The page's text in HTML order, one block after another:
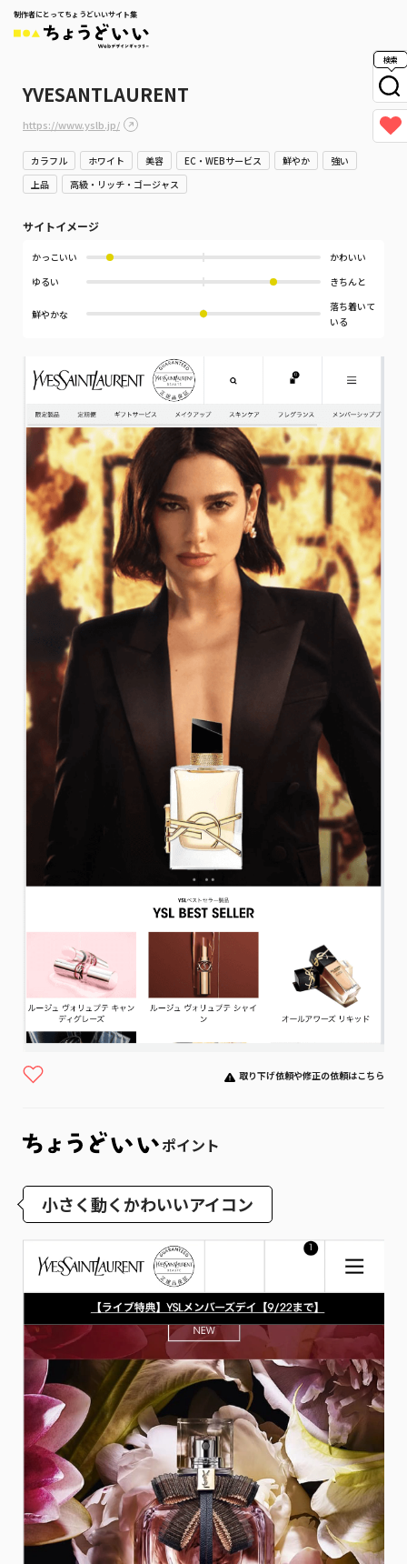
制作者にとってちょうどいいサイト集
検索
YVESANTLAURENT
https://www.yslb.jp/
カラフル ホワイト 美容 EC・WEBサービス 鮮やか
強い
上品
高級・リッチ・ゴージャス
サイトイメージ
かっこいい
かわいい
ゆるい
きちんと
鮮やかな
落ち着いて
いる
取り下げ依頼や修正の依頼はこちら
ポイント
小さく動くかわいいアイコン